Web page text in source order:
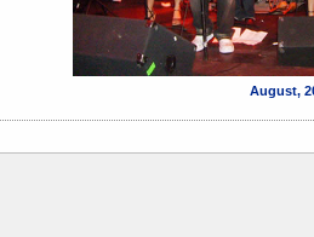
August,